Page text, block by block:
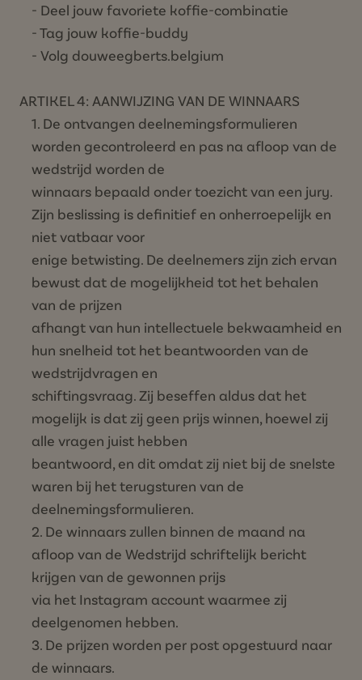
- Deel jouw favoriete koffie-combinatie
- Tag jouw koffie-buddy
- Volg douweegberts.belgium
ARTIKEL 4: AANWIJZING VAN DE WINNAARS
De ontvangen deelnemingsformulieren
worden gecontroleerd en pas na afloop van de
wedstrijd worden de
winnaars bepaald onder toezicht van een jury.
Zijn beslissing is definitief en onherroepelijk en
niet vatbaar voor
enige betwisting. De deelnemers zijn zich ervan
bewust dat de mogelijkheid tot het behalen
van de prijzen
afhangt van hun intellectuele bekwaamheid en
hun snelheid tot het beantwoorden van de
wedstrijdvragen en
schiftingsvraag. Zij beseffen aldus dat het
mogelijk is dat zij geen prijs winnen, hoewel zij
alle vragen juist hebben
beantwoord, en dit omdat zij niet bij de snelste
waren bij het terugsturen van de
deelnemingsformulieren.
De winnaars zullen binnen de maand na
afloop van de Wedstrijd schriftelijk bericht
krijgen van de gewonnen prijs
via het Instagram account waarmee zij
deelgenomen hebben.
De prijzen worden per post opgestuurd naar
de winnaars.